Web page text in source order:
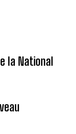
la National